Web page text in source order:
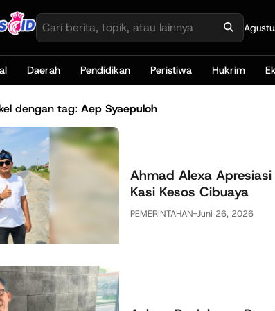
Daerah Pendidikan Peristiwa Hukrim
dengan tag: Aep Syaepuloh
Ahmad Alexa
Kasi Kesos Cibuaya
PEMERINTAHAN-Juni 26, 2026